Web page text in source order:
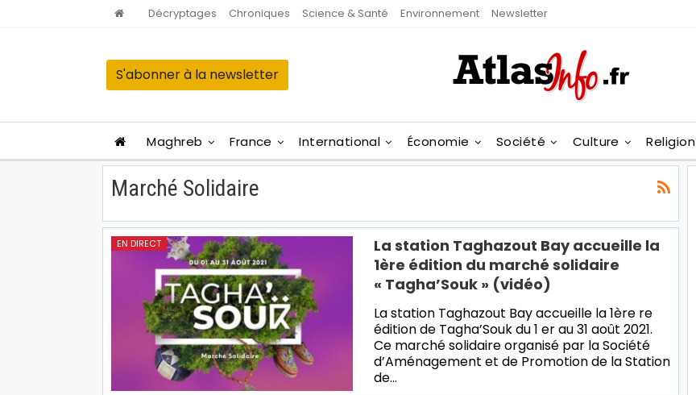
Décryptages Chroniques Science & Santé Environnement Newsletter
S'abonner à la newsletter
Maghreb France International Économie Société Culture Religion
Marché Solidaire
EN DIRECT
La station Taghazout Bay accueille la
1ère édition du marché solidaire
« Tagha’Souk » (vidéo)
La station Taghazout Bay accueille la 1ère re
édition de Tagha’Souk du 1 er au 31 août 2021.
Ce marché solidaire organisé par la Société
d’Aménagement et de Promotion de la Station
de…